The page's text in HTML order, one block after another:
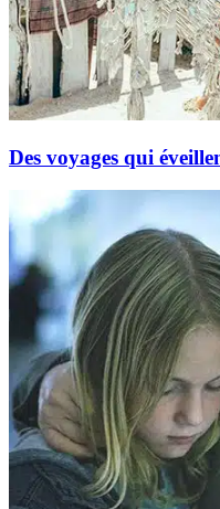
Des voyages qui